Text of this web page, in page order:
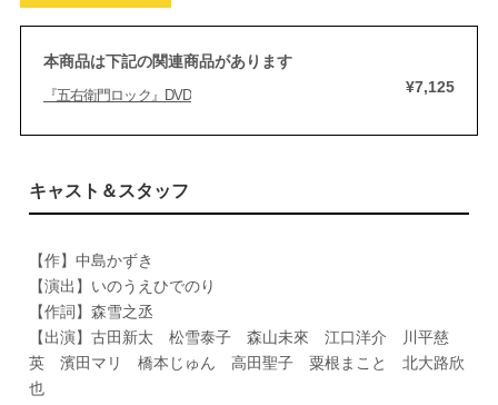
本商品は下記の関連商品があります
『五右衛門ロック』DVD ¥7,125
キャスト＆スタッフ
【作】中島かずき
【演出】いのうえひでのり
【作詞】森雪之丞
【出演】古田新太 松雪泰子 森山未來 江口洋介 川平慈
英 濱田マリ 橋本じゅん 高田聖子 粟根まこと 北大路欣
也